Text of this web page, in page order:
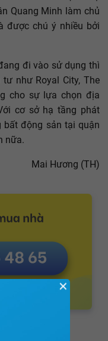
Quang Minh làm chủ
được chú ý nhiều bởi
đi vào sử dụng thì
như Royal City, The
cho sự lựa chọn địa
cơ sở hạ tầng phát
bất động sản tại quận
nữa.
Mai Hương (TH)
✕